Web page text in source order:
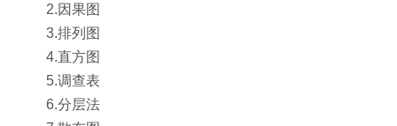
2.因果图
3.排列图
4.直方图
5.调查表
6.分层法